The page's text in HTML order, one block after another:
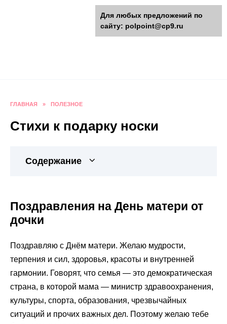
polpoint.ru - Разнообразные
поделки к праздникам
ГЛАВНАЯ » ПОЛЕЗНОЕ
Стихи к подарку носки
Содержание
Поздравления на День матери от
дочки
Поздравляю с Днём матери. Желаю мудрости,
терпения и сил, здоровья, красоты и внутренней
гармонии. Говорят, что семья — это демократическая
страна, в которой мама — министр здравоохранения,
культуры, спорта, образования, чрезвычайных
ситуаций и прочих важных дел. Поэтому желаю тебе
Для любых предложений по
сайту: polpoint@cp9.ru